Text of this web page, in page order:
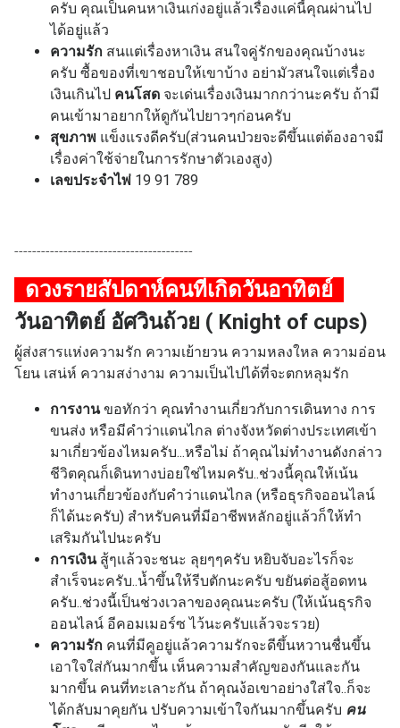
ครับ คุณเป็นคนหาเงินเก่งอยู่แล้วเรื่องแค่นี้คุณผ่านไป
ได้อยู่แล้ว
ความรัก สนแต่เรื่องหาเงิน สนใจคู่รักของคุณบ้างนะ
ครับ ซื้อของที่เขาชอบให้เขาบ้าง อย่ามัวสนใจแต่เรื่อง
เงินเกินไป คนโสด จะเด่นเรื่องเงินมากกว่านะครับ ถ้ามี
คนเข้ามาอยากให้ดูกันไปยาวๆก่อนครับ
สุขภาพ แข็งแรงดีครับ(ส่วนคนป่วยจะดีขึ้นแต่ต้องอาจมี
เรื่องค่าใช้จ่ายในการรักษาตัวเองสูง)
เลขประจำไพ่ 19 91 789
----------------------------------------
ดวงรายสัปดาห์คนที่เกิดวันอาทิตย์
วันอาทิตย์ อัศวินถ้วย ( Knight of cups)
ผู้ส่งสารแห่งความรัก ความเย้ายวน ความหลงใหล ความอ่อน
โยน เสน่ห์ ความสง่างาม ความเป็นไปได้ที่จะตกหลุมรัก
การงานขอทักว่า คุณทำงานเกี่ยวกับการเดินทาง การ
ขนส่ง หรือมีคำว่าเเดนไกล ต่างจังหวัดต่างประเทศเข้า
มาเกี่ยวข้องไหมครับ...หรือไม่ ถ้าคุณไม่ทำงานดังกล่าว
ชีวิตคุณก็เดินทางบ่อยใช่ไหมครับ..ช่วงนี้คุณให้เน้น
ทำงานเกี่ยวข้องกับคำว่าเเดนไกล (หรือธุรกิจออนไลน์
ก็ได้นะครับ) สำหรับคนที่มีอาชีพหลักอยู่แล้วก็ให้ทำ
เสริมกันไปนะครับ
การเงินสู้ๆเเล้วจะชนะ ลุยๆๆครับ หยิบจับอะไรก็จะ
สำเร็จนะครับ..น้ำขึ้นให้รีบตักนะครับ ขยันต่อสู้อดทน
ครับ..ช่วงนี้เป็นช่วงเวลาของคุณนะครับ (ให้เน้นธุรกิจ
ออนไลน์ อีคอมเมอร์ซ ไว้นะครับเเล้วจะรวย)
ความรัก คนที่มีคูอยู่แล้วความรักจะดีขึ้นหวานชื่นขึ้น
เอาใจใส่กันมากขึ้น เห็นความสำคัญของกันและกัน
มากขึ้น คนที่ทะเลาะกัน ถ้าคุณง้อเขาอย่างใส่ใจ..ก็จะ
ได้กลับมาคุยกัน ปรับความเข้าใจกันมากขึ้นครับ คน